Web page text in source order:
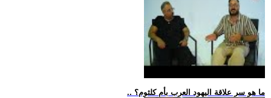
.. ما هو سر علاقة اليهود العرب بأم كلثوم؟